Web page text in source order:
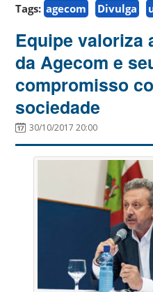
Tags: agecom Divulga
Equipe valoriza
da Agecom e
compromisso
sociedade
30/10/2017 20:00